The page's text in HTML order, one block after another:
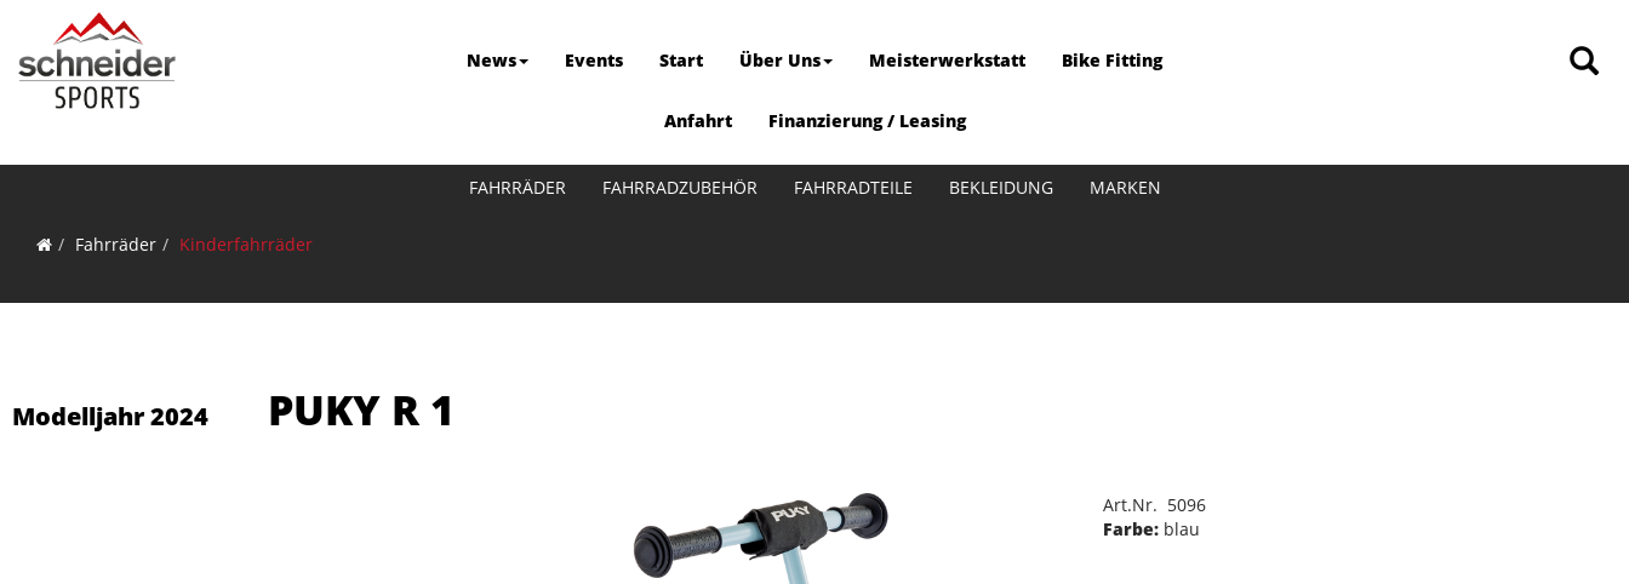
News Events Start Über Uns Meisterwerkstatt Bike Fitting
Anfahrt Finanzierung / Leasing
FAHRRÄDER FAHRRADZUBEHÖR FAHRRADTEILE BEKLEIDUNG MARKEN
Fahrräder Kinderfahrräder
Modelljahr 2024 PUKY R 1
Art.Nr. 5096
Farbe:blau